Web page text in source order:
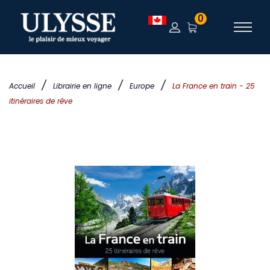
Accueil / Librairie en ligne / Europe /
La France en train - 25
itinéraires de rêve
0